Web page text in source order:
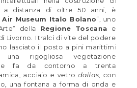
a distanza di oltre 50 anni, è
Air Museum Italo Bolano”, uno
della Regione Toscana e
Livorno. I tralci di vite del podere
lasciato il posto a pini marittimi
rigogliosa vegetazione
fa da contorno a trenta
acciaio e vetro dallas, con
una fontana a forma di onda e